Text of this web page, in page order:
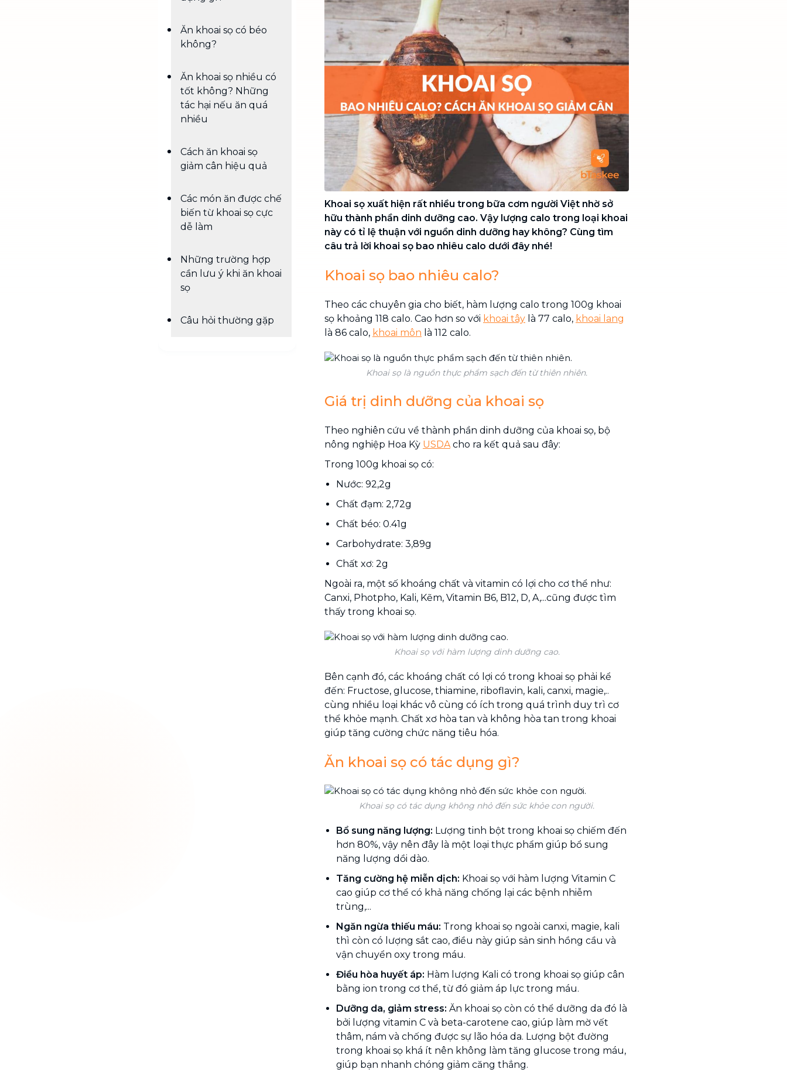
Chuyển nhà trọn gói, không lo dọn
dẹp nơi đi nơi đến
Vệ sinh công nghiệp NEW
Vệ sinh chuyên nghiệp cho văn
phòng, nhà xưởng, công trình lớn
Ăn khoai sọ có béo
không?
Ăn khoai sọ nhiều có
tốt không? Những
tác hại nếu ăn quá
nhiều
Cách ăn khoai sọ
giảm cân hiệu quả
Các món ăn được chế
biến từ khoai sọ cực
dễ làm
Những trường hợp
cần lưu ý khi ăn khoai
sọ
Câu hỏi thường gặp
Khoai sọ xuất hiện rất nhiều trong bữa cơm người Việt nhờ sở
hữu thành phần dinh dưỡng cao. Vậy lượng calo trong loại khoai
này có tỉ lệ thuận với nguồn dinh dưỡng hay không? Cùng tìm
câu trả lời khoai sọ bao nhiêu calo dưới đây nhé!
Khoai sọ bao nhiêu calo?
Theo các chuyên gia cho biết, hàm lượng calo trong 100g khoai
sọ khoảng 118 calo. Cao hơn so với khoai tây là 77 calo, khoai lang
là 86 calo, khoai môn là 112 calo.
Khoai sọ là nguồn thực phẩm sạch đến từ thiên nhiên.
Giá trị dinh dưỡng của khoai sọ
Theo nghiên cứu về thành phần dinh dưỡng của khoai sọ, bộ
nông nghiệp Hoa Kỳ USDA cho ra kết quả sau đây:
Trong 100g khoai sọ có:
Nước: 92,2g
Chất đạm: 2,72g
Chất béo: 0.41g
Carbohydrate: 3,89g
Chất xơ: 2g
Ngoài ra, một số khoáng chất và vitamin có lợi cho cơ thể như:
Canxi, Photpho, Kali, Kẽm, Vitamin B6, B12, D, A,...cũng được tìm
thấy trong khoai sọ.
Khoai sọ với hàm lượng dinh dưỡng cao.
Bên cạnh đó, các khoáng chất có lợi có trong khoai sọ phải kể
đến: Fructose, glucose, thiamine, riboflavin, kali, canxi, magie,..
cùng nhiều loại khác vô cùng có ích trong quá trình duy trì cơ
thể khỏe mạnh. Chất xơ hòa tan và không hòa tan trong khoai
giúp tăng cường chức năng tiêu hóa.
Ăn khoai sọ có tác dụng gì?
Khoai sọ có tác dụng không nhỏ đến sức khỏe con người.
Bổ sung năng lượng: Lượng tinh bột trong khoai sọ chiếm đến
hơn 80%, vậy nên đây là một loại thực phẩm giúp bổ sung
năng lượng dồi dào.
Tăng cường hệ miễn dịch: Khoai sọ với hàm lượng Vitamin C
cao giúp cơ thể có khả năng chống lại các bệnh nhiễm
trùng,...
Ngăn ngừa thiếu máu: Trong khoai sọ ngoài canxi, magie, kali
thì còn có lượng sắt cao, điều này giúp sản sinh hồng cầu và
vận chuyển oxy trong máu.
Điều hòa huyết áp: Hàm lượng Kali có trong khoai sọ giúp cân
bằng ion trong cơ thể, từ đó giảm áp lực trong máu.
Dưỡng da, giảm stress: Ăn khoai sọ còn có thể dưỡng da đó là
bởi lượng vitamin C và beta-carotene cao, giúp làm mờ vết
thâm, nám và chống được sự lão hóa da. Lượng bột đường
trong khoai sọ khá ít nên không làm tăng glucose trong máu,
giúp bạn nhanh chóng giảm căng thẳng.